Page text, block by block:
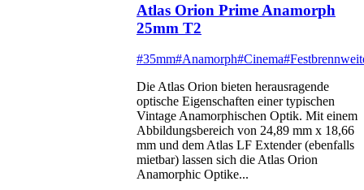
Atlas Orion Prime Anamorph
25mm T2
#35mm#Anamorph#Cinema
Die Atlas Orion bieten herausragende
optische Eigenschaften einer typischen
Vintage Anamorphischen Optik. Mit einem
Abbildungsbereich von 24,89 mm x 18,66
mm und dem Atlas LF Extender (ebenfalls
mietbar) lassen sich die Atlas Orion
Anamorphic Optike...